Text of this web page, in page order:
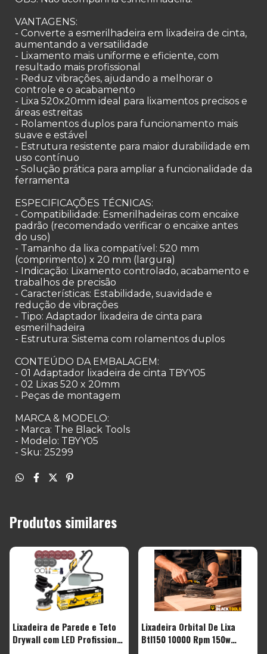
VANTAGENS:
- Converte a esmerilhadeira em lixadeira de cinta,
aumentando a versatilidade
- Lixamento mais uniforme e eficiente, com
resultado mais profissional
- Reduz vibrações, ajudando a melhorar o
controle e o acabamento
- Lixa 520x20mm ideal para lixamentos precisos e
áreas estreitas
- Rolamentos duplos para funcionamento mais
suave e estável
- Estrutura resistente para maior durabilidade em
uso contínuo
- Solução prática para ampliar a funcionalidade da
ferramenta
ESPECIFICAÇÕES TÉCNICAS:
- Compatibilidade: Esmerilhadeiras com encaixe
padrão (recomendado verificar o encaixe antes
do uso)
- Tamanho da lixa compatível: 520 mm
(comprimento) x 20 mm (largura)
- Indicação: Lixamento controlado, acabamento e
trabalhos de precisão
- Características: Estabilidade, suavidade e
redução de vibrações
- Tipo: Adaptador lixadeira de cinta para
esmerilhadeira
- Estrutura: Sistema com rolamentos duplos
CONTEÚDO DA EMBALAGEM:
- 01 Adaptador lixadeira de cinta TBYY05
- 02 Lixas 520 x 20mm
- Peças de montagem
MARCA & MODELO:
- Marca: The Black Tools
- Modelo: TBYY05
- Sku: 25299
Produtos similares
Lixadeira de Parede e Teto
Drywall com LED Profissional
Lixadeira Orbital De Lixa
Btl150 10000 Rpm 150w